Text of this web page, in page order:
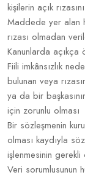
kişilerin açık
Maddede yer alan
rızası olmadan
Kanunlarda açıkça
Fiili imkânsızlık
bulunan veya
ya da bir
için zorunlu olması
Bir sözleşmenin
olması kaydıyla
işlenmesinin gerekli
Veri sorumlusunun